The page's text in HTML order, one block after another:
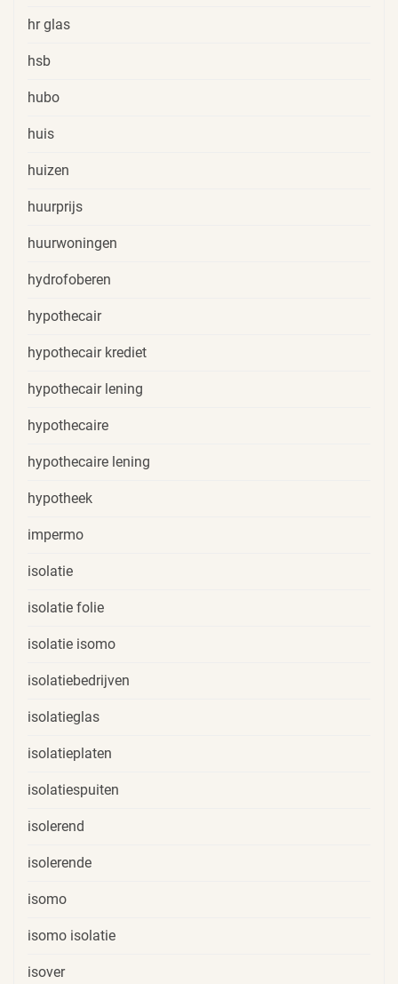
hr glas
hsb
hubo
huis
huizen
huurprijs
huurwoningen
hydrofoberen
hypothecair
hypothecair krediet
hypothecair lening
hypothecaire
hypothecaire lening
hypotheek
impermo
isolatie
isolatie folie
isolatie isomo
isolatiebedrijven
isolatieglas
isolatieplaten
isolatiespuiten
isolerend
isolerende
isomo
isomo isolatie
isover